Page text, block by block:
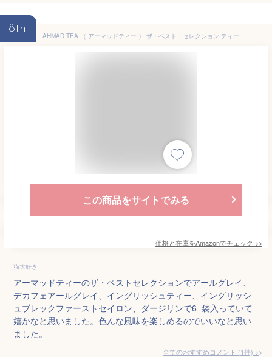
8th
AHMAD TEA （ アーマッドティー ） ザ・ベスト・セレクション ティーバッグ 60袋 [ アールグレイ, デカフェアールグレイ, イングリッシュティーNo.1, イングリッシュブレックファースト, セイロン, ダージリン 各10袋]
この商品をサイトでみる
価格と在庫をAmazonでチェック >>
猫大好き
アーマッドティーのザ・ベストセレクションでアールグレイ、
デカフェアールグレイ、イングリッシュティー、イングリッシ
ュブレックファーストセイロン、ダージリンで6_袋入っていて
嬉かなと思いました。色んな風味を楽しめるのでいいなと思い
ました。
全てのおすすめコメント (1件) >